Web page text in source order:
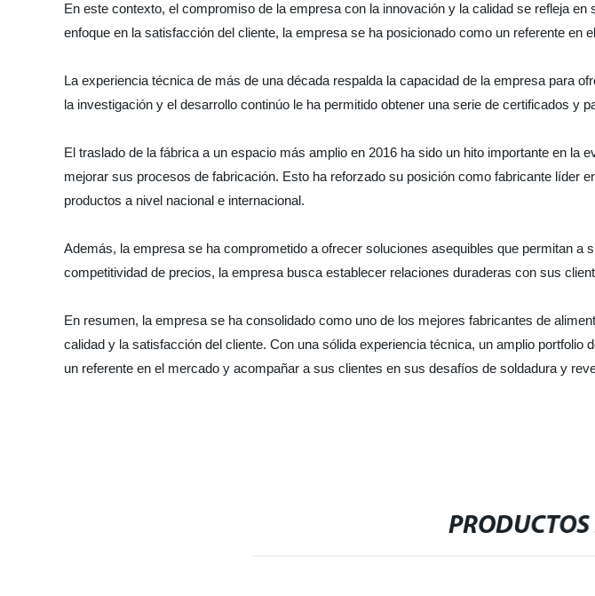
En este contexto, el compromiso de la empresa con la innovación y la calidad se refleja
enfoque en la satisfacción del cliente, la empresa se ha posicionado como un referente
La experiencia técnica de más de una década respalda la capacidad de la empresa para
la investigación y el desarrollo continúo le ha permitido obtener una serie de certificados y
El traslado de la fábrica a un espacio más amplio en 2016 ha sido un hito importante en
mejorar sus procesos de fabricación. Esto ha reforzado su posición como fabricante líder
productos a nivel nacional e internacional.
Además, la empresa se ha comprometido a ofrecer soluciones asequibles que permitan
competitividad de precios, la empresa busca establecer relaciones duraderas con sus
En resumen, la empresa se ha consolidado como uno de los mejores fabricantes de
calidad y la satisfacción del cliente. Con una sólida experiencia técnica, un amplio
un referente en el mercado y acompañar a sus clientes en sus desafíos de soldadura y